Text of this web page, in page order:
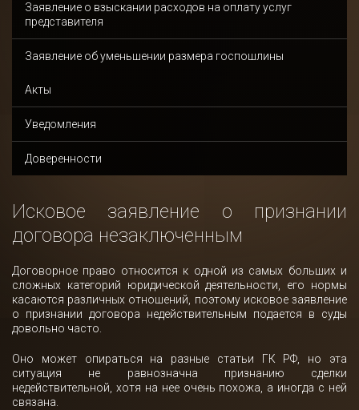
Заявление о взыскании расходов на оплату услуг
представителя
Заявление об уменьшении размера госпошлины
Акты
Уведомления
Доверенности
Исковое заявление о признании
договора незаключенным
Договорное право относится к одной из самых больших и
сложных категорий юридической деятельности, его нормы
касаются различных отношений, поэтому исковое заявление
о признании договора недействительным подается в суды
довольно часто.
Оно может опираться на разные статьи ГК РФ, но эта
ситуация не равнозначна признанию сделки
недействительной, хотя на нее очень похожа, а иногда с ней
связана.